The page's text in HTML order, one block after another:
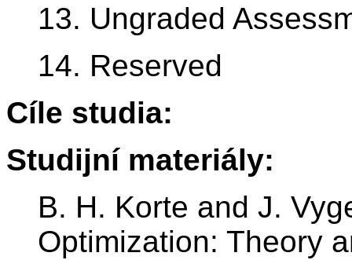
13. Ungraded
14. Reserved
Cíle studia:
Studijní materiály:
B. H. Korte and J.
Optimization: Theory